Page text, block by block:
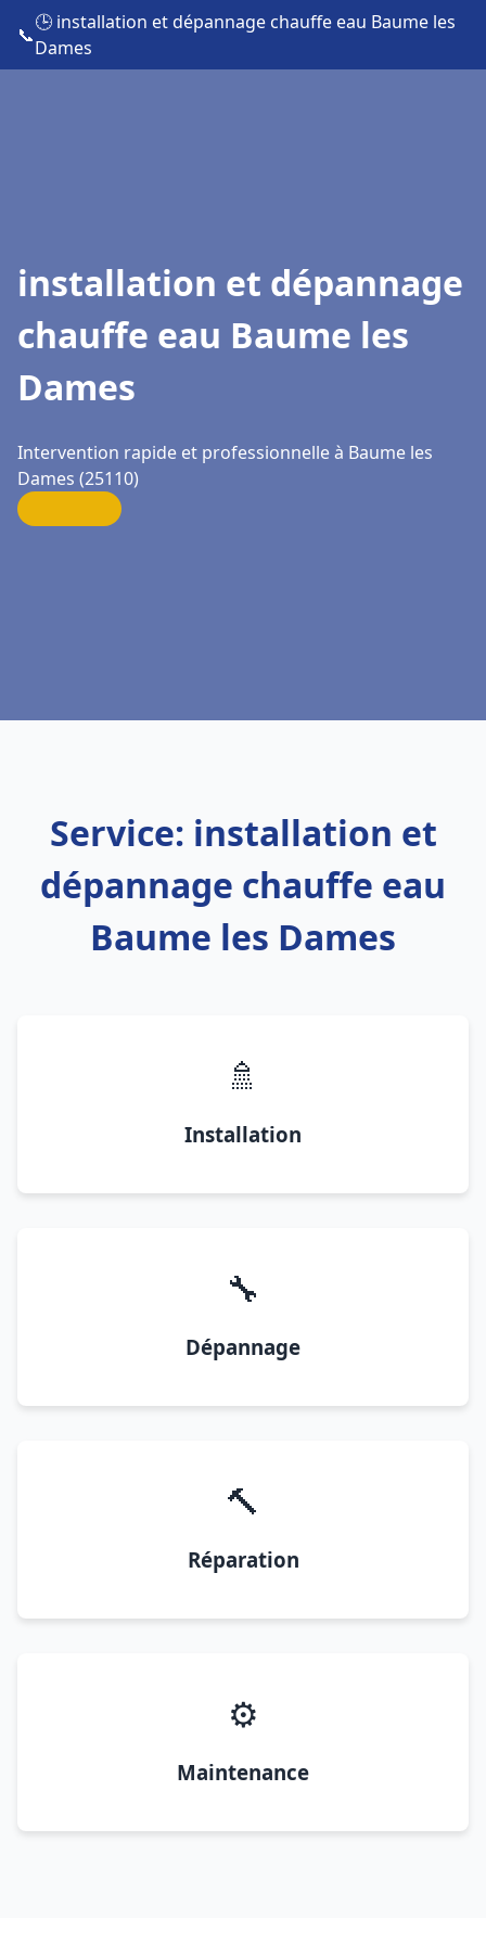
📞
🕒 installation et dépannage chauffe eau Baume les
Dames
installation et dépannage
chauffe eau Baume les
Dames
Intervention rapide et professionnelle à Baume les
Dames (25110)
Service: installation et
dépannage chauffe eau
Baume les Dames
🚿
Installation
🔧
Dépannage
🔨
Réparation
⚙️
Maintenance